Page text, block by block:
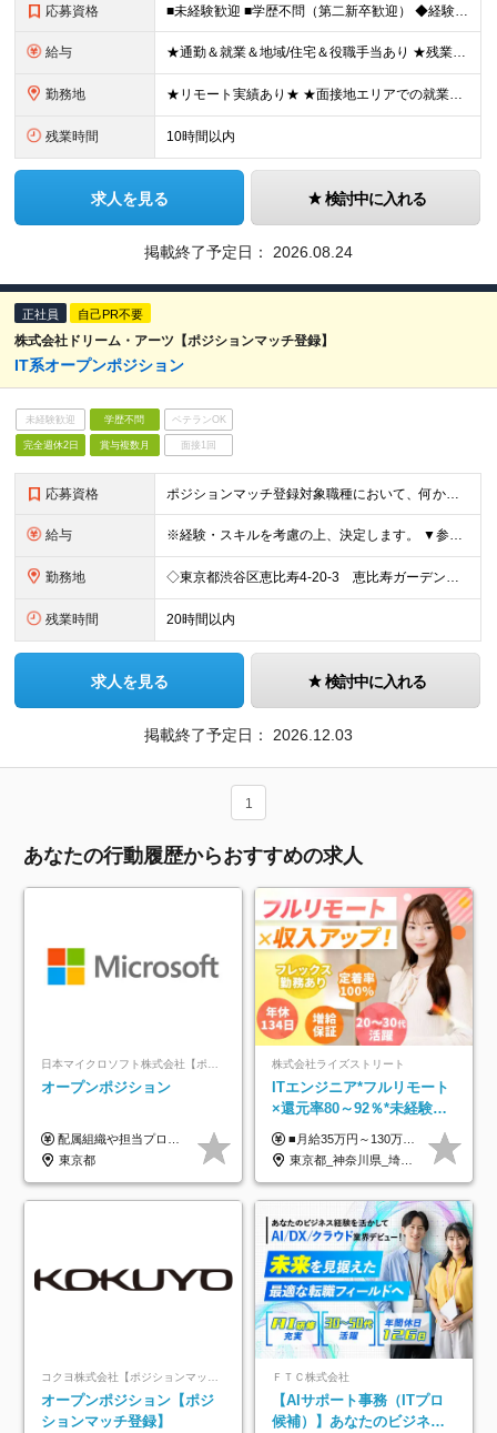
応募資格 ■未経験歓迎 ■学歴不問（第二新卒歓迎） ◆経験は一切問いません ◆転職回数・ブランク期間も不問 ◆面接というよりは“リラックス面談”です ≪こんな方をお待ちしています≫ ・地道にコツコツ作業が得
給与 ★通勤＆就業＆地域/住宅＆役職手当あり ★残業代は全額支給 ★選べる給与制度あり！ ■東京・神奈川・千葉・埼玉勤務の場合 月給24.5万円～55万円＋諸手当 （残業代は全額支給） (20,000円の
勤務地 ★リモート実績あり★ ★面接地エリアでの就業率92％以上！ 『地元で働きたい』『新天地で挑戦したい』という希望に、業界トップクラス約7,000件の取引事業所数、90,000件以上のプロジェクトから検
残業時間 10時間以内
求人を見る 検討中に入れる
掲載終了予定日： 2026.08.24
正社員 自己PR不要
株式会社ドリーム・アーツ【ポジションマッチ登録】
IT系オープンポジション
未経験歓迎 学歴不問 ベテランOK
完全週休2日 賞与複数月 面接1回
応募資格 ポジションマッチ登録対象職種において、何かしらの知識・経験を有する方 【活かせる経験・スキル】 ポジションマッチ登録対象職種に関連する知識・経験 ※該当ポジションが数多く存在する為、様々な経験が活か
給与 ※経験・スキルを考慮の上、決定します。 ▼参考情報 ----------------------- 想定年収：5,040,000 円 - 12,000,000円 ※固定残業代45時間分（87,40
勤務地 ◇東京都渋谷区恵比寿4-20-3 恵比寿ガーデンプレイス29階 ◇広島県広島市中区大手町1-2-1 おりづるタワー6F ◇沖縄県那覇市前島3丁目25番1号 泊ふ頭旅客ターミナルビルディング2F ※（
残業時間 20時間以内
求人を見る 検討中に入れる
掲載終了予定日： 2026.12.03
1
あなたの行動履歴からおすすめの求人
日本マイクロソフト株式会社【ポジションマッチ登録】
オープンポジション
配属組織や担当プロジェクトにより異なります。 ▼参考情報 ----------------------- 年俸650万～（1/12を月々支給） ※経験、能力を考慮の上、当社規定により優遇いたします。 ※時間外、休日出勤、深夜手当に対する賃金も基本年俸に含みます。
東京都
株式会社ライズストリート
ITエンジニア*フルリモート
×還元率80～92％*未経験歓
迎*年休134日*月給35万～*
定着率100%
■月給35万円～130万円＋賞与年2回＋各種手当 ※システムエンジニアの経験をお持ちの方は月給41万円以上＋賞与年2回（108万円～）＋手当 ■単価（年収）アップのチャンスは最大年12回 ※残業代は1分単位で100％全額支給。サービス残業などは一切ありません ※試用期間6ヵ月（試用期間中の待遇・給与に差はありません）
東京都_神奈川県_埼玉県_千葉県_大阪府_愛知県_北海道_青森県_岩手県_宮城県_秋田県_山形県_福島県_茨城県_栃木県_群馬県_新潟県_山梨県_長野県_富山県_石川県_福井県_静岡県_岐阜県_三重県_兵庫県_京都府_滋賀県_奈良県_和歌山県_広島県_岡山県_鳥取県_島根県_山口県_徳島県_香川県_愛媛県_高知県_福岡県_熊本県_佐賀県_長崎県_大分県_宮崎県_鹿児島県_沖縄県
コクヨ株式会社【ポジションマッチ登録】
オープンポジション【ポジ
ションマッチ登録】
ＦＴＣ株式会社
【AIサポート事務（ITプロ
候補）】あなたのビジネス